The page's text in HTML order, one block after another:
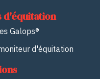
d'équitation
Galops®
d'équitation